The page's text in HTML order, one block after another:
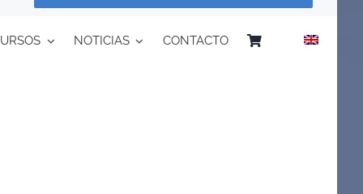
NOTICIAS CONTACTO